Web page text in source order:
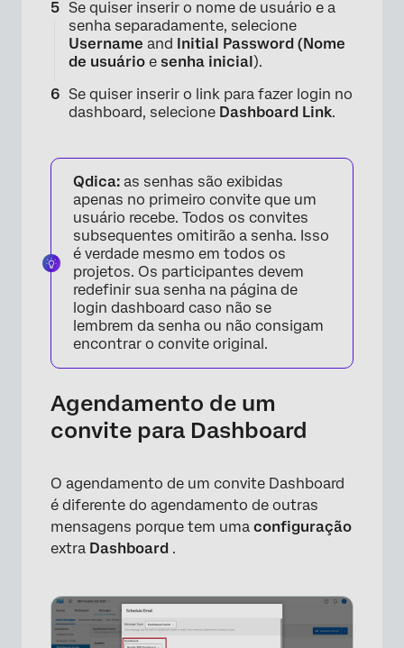
Se quiser inserir o nome de usuário e a
senha separadamente, selecione
Username and Initial Password (Nome
de usuário e senha inicial).
Se quiser inserir o link para fazer login no
dashboard, selecione Dashboard Link.
Qdica: as senhas são exibidas
apenas no primeiro convite que um
usuário recebe. Todos os convites
subsequentes omitirão a senha. Isso
é verdade mesmo em todos os
projetos. Os participantes devem
redefinir sua senha na página de
login dashboard caso não se
lembrem da senha ou não consigam
encontrar o convite original.
Agendamento de um
convite para Dashboard
O agendamento de um convite Dashboard
é diferente do agendamento de outras
mensagens porque tem uma configuração
extra Dashboard .